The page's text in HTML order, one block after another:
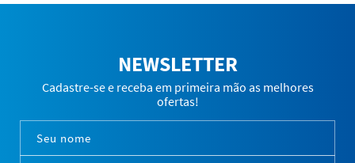
NEWSLETTER
Cadastre-se e receba em primeira mão as melhores
ofertas!